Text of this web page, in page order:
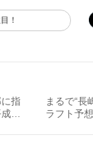
！
指
2
まるで“長
ラフト予